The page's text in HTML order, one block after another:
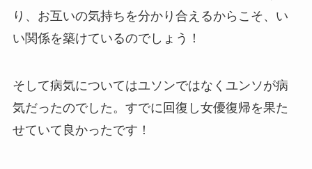
り、お互いの気持ちを分かり合えるからこそ、い
い関係を築けているのでしょう！
そして病気についてはユソンではなくユンソが病
気だったのでした。すでに回復し女優復帰を果た
せていて良かったです！